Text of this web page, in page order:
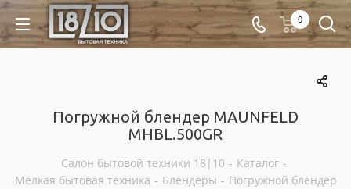
0
Погружной блендер MAUNFELD
MHBL.500GR
Салон бытовой техники 18|10 - Каталог -
Мелкая бытовая техника - Блендеры - Погружной блендер